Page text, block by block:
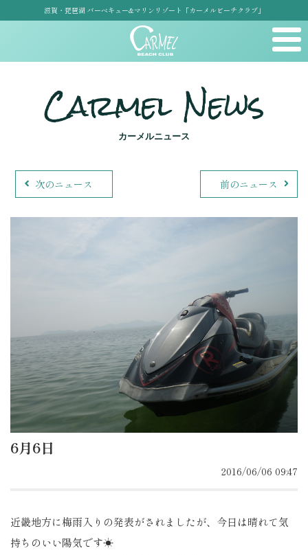
滋賀・琵琶湖 バーベキュー&マリンリゾート「カーメルビーチクラブ」
Carmel News
カーメルニュース
次のニュース 前のニュース
6月6日
2016/06/06 09:47
近畿地方に梅雨入りの発表がされましたが、今日は晴れて気
持ちのいい陽気です☀